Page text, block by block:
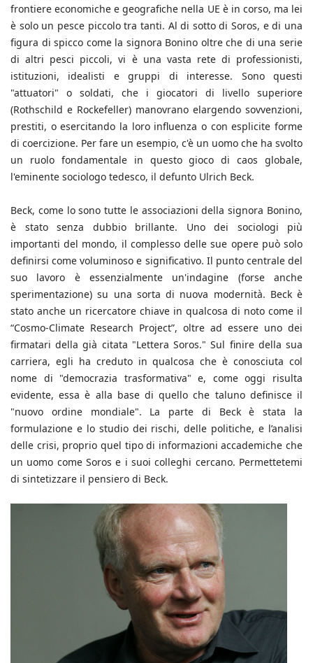
frontiere economiche e geografiche nella UE è in corso, ma lei
è solo un pesce piccolo tra tanti. Al di sotto di Soros, e di una
figura di spicco come la signora Bonino oltre che di una serie
di altri pesci piccoli, vi è una vasta rete di professionisti,
istituzioni, idealisti e gruppi di interesse. Sono questi
"attuatori" o soldati, che i giocatori di livello superiore
(Rothschild e Rockefeller) manovrano elargendo sovvenzioni,
prestiti, o esercitando la loro influenza o con esplicite forme
di coercizione. Per fare un esempio, c'è un uomo che ha svolto
un ruolo fondamentale in questo gioco di caos globale,
l'eminente sociologo tedesco, il defunto Ulrich Beck.
Beck, come lo sono tutte le associazioni della signora Bonino,
è stato senza dubbio brillante. Uno dei sociologi più
importanti del mondo, il complesso delle sue opere può solo
definirsi come voluminoso e significativo. Il punto centrale del
suo lavoro è essenzialmente un'indagine (forse anche
sperimentazione) su una sorta di nuova modernità. Beck è
stato anche un ricercatore chiave in qualcosa di noto come il
“Cosmo-Climate Research Project”, oltre ad essere uno dei
firmatari della già citata "Lettera Soros." Sul finire della sua
carriera, egli ha creduto in qualcosa che è conosciuta col
nome di "democrazia trasformativa" e, come oggi risulta
evidente, essa è alla base di quello che taluno definisce il
"nuovo ordine mondiale". La parte di Beck è stata la
formulazione e lo studio dei rischi, delle politiche, e l’analisi
delle crisi, proprio quel tipo di informazioni accademiche che
un uomo come Soros e i suoi colleghi cercano. Permettetemi
di sintetizzare il pensiero di Beck.